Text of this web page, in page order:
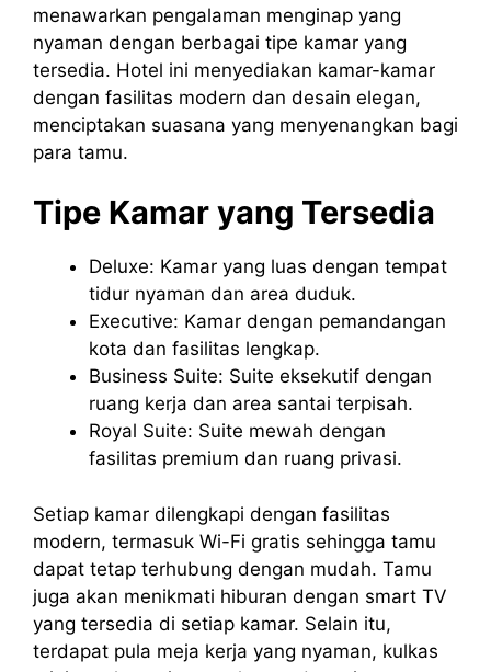
menawarkan pengalaman menginap yang
nyaman dengan berbagai tipe kamar yang
tersedia. Hotel ini menyediakan kamar-kamar
dengan fasilitas modern dan desain elegan,
menciptakan suasana yang menyenangkan bagi
para tamu.
Tipe Kamar yang Tersedia
Deluxe: Kamar yang luas dengan tempat
tidur nyaman dan area duduk.
Executive: Kamar dengan pemandangan
kota dan fasilitas lengkap.
Business Suite: Suite eksekutif dengan
ruang kerja dan area santai terpisah.
Royal Suite: Suite mewah dengan
fasilitas premium dan ruang privasi.
Setiap kamar dilengkapi dengan fasilitas
modern, termasuk Wi-Fi gratis sehingga tamu
dapat tetap terhubung dengan mudah. Tamu
juga akan menikmati hiburan dengan smart TV
yang tersedia di setiap kamar. Selain itu,
terdapat pula meja kerja yang nyaman, kulkas